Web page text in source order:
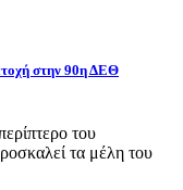
στην 90η ΔΕΘ
του
τα μέλη του